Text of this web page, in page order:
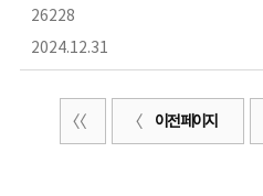
26228
2024.12.31
이전 페이지